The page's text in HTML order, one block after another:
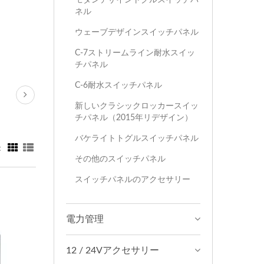
ネル
ウェーブデザインスイッチパネル
C-7ストリームライン耐水スイッ
チパネル
C-6耐水スイッチパネル
新しいクラシックロッカースイッ
チパネル（2015年リデザイン）
バケライトトグルスイッチパネル
その他のスイッチパネル
スイッチパネルのアクセサリー
電力管理
12 / 24Vアクセサリー